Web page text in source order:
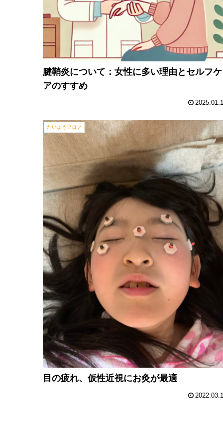
腱鞘炎について：女性に多い理由とセルフケ
アのすすめ
たいようブログ
目の疲れ、仮性近視にお灸が最適